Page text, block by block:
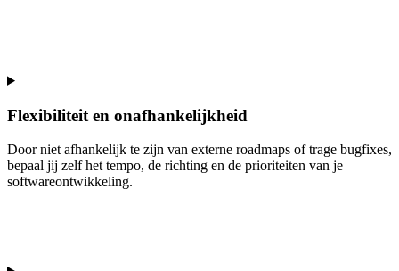
Flexibiliteit en onafhankelijkheid
Door niet afhankelijk te zijn van externe roadmaps of trage bugfixes,
bepaal jij zelf het tempo, de richting en de prioriteiten van je
softwareontwikkeling.